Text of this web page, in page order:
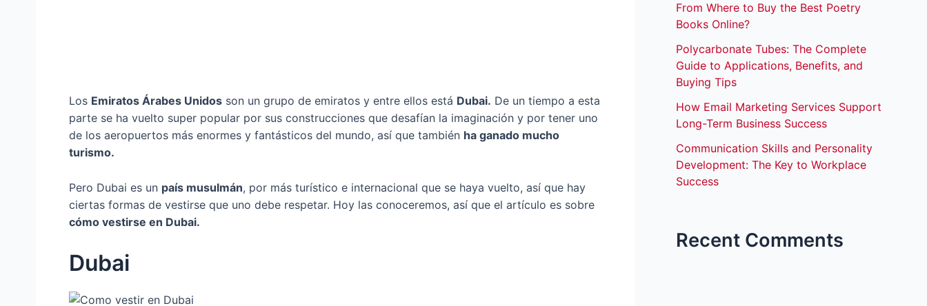
Los Emiratos Árabes Unidos son un grupo de emiratos y entre ellos está Dubai. De un tiempo a esta
parte se ha vuelto super popular por sus construcciones que desafían la imaginación y por tener uno
de los aeropuertos más enormes y fantásticos del mundo, así que también ha ganado mucho
turismo.
Pero Dubai es un país musulmán, por más turístico e internacional que se haya vuelto, así que hay
ciertas formas de vestirse que uno debe respetar. Hoy las conoceremos, así que el artículo es sobre
cómo vestirse en Dubai.
Dubai
From Where to Buy the Best Poetry
Books Online?
Polycarbonate Tubes: The Complete
Guide to Applications, Benefits, and
Buying Tips
How Email Marketing Services Support
Long-Term Business Success
Communication Skills and Personality
Development: The Key to Workplace
Success
Recent Comments